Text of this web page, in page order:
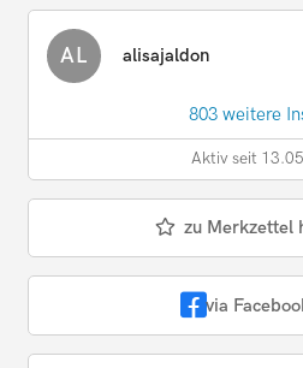
AL alisajaldon
803 weitere
Aktiv seit
zu Merkzettel
via